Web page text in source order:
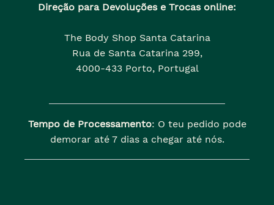
Direção para Devoluções e Trocas online:
The Body Shop Santa Catarina
Rua de Santa Catarina 299,
4000-433 Porto, Portugal
Tempo de Processamento: O teu pedido pode
demorar até 7 dias a chegar até nós.